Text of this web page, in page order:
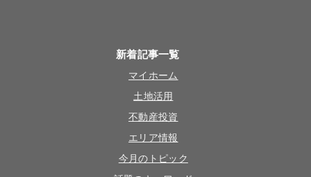
新着記事一覧
マイホーム
土地活用
不動産投資
エリア情報
今月のトピック